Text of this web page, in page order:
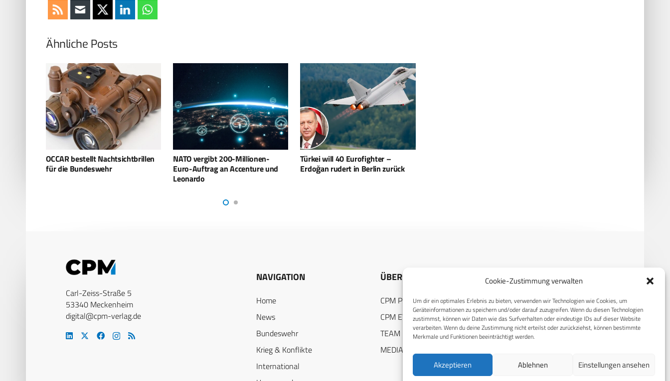
Cookie-Zustimmung verwalten
Um dir ein optimales Erlebnis zu bieten, verwenden wir Technologien wie Cookies, um
Geräteinformationen zu speichern und/oder darauf zuzugreifen. Wenn du diesen Technologien
zustimmst, können wir Daten wie das Surfverhalten oder eindeutige IDs auf dieser Website
verarbeiten. Wenn du deine Zustimmung nicht erteilst oder zurückziehst, können bestimmte
Merkmale und Funktionen beeinträchtigt werden.
Akzeptieren Ablehnen Einstellungen ansehen
Ähnliche Posts
NATO vergibt 200-Millionen-
Euro-Auftrag an Accenture und
Türkei will 40 Eurofighter –
Erdoğan rudert in Berlin zurück
Die Weiterentwicklung der
Bodengebundenen
Carl-Zeiss-Straße 5
53340 Meckenheim
digital@cpm-verlag.de
NAVIGATION
Home
News
Bundeswehr
Krieg & Konflikte
International
ÜBER UNS
CPM PUBLICATIONS
CPM EVENTS
TEAM
MEDIADATEN
RECHTLICHES
Datenschutzerklärung
Cookie-Richtlinie (EU)
AGB
Impressum